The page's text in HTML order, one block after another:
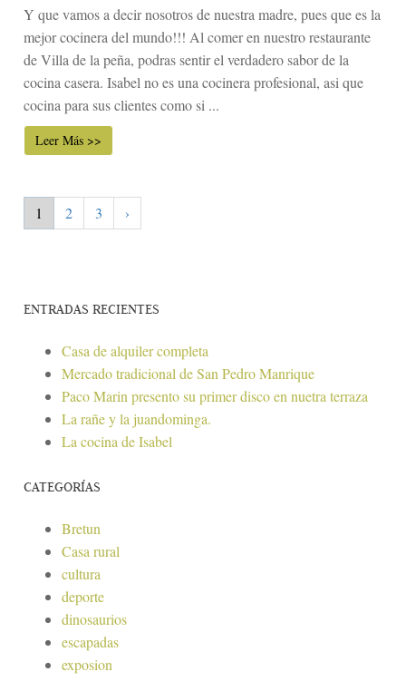
Y que vamos a decir nosotros de nuestra madre, pues que es la
mejor cocinera del mundo!!! Al comer en nuestro restaurante
de Villa de la peña, podras sentir el verdadero sabor de la
cocina casera. Isabel no es una cocinera profesional, asi que
cocina para sus clientes como si ...
Leer Más >>
1 2 3 ›
ENTRADAS RECIENTES
Casa de alquiler completa
Mercado tradicional de San Pedro Manrique
Paco Marin presento su primer disco en nuetra terraza
La rañe y la juandominga.
La cocina de Isabel
CATEGORÍAS
Bretun
Casa rural
cultura
deporte
dinosaurios
escapadas
exposion